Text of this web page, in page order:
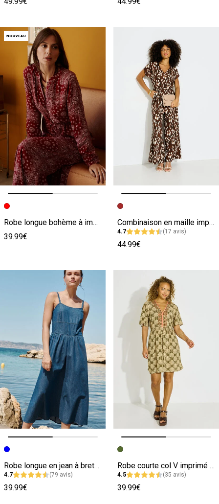
Image précédente
Image suivante
Robe longue bohème à imprimé bandana
39.99€
Image précédente
Image suivante
Combinaison en maille imprimée femme
4.7 (17 avis)
44.99€
Image précédente
Image suivante
Robe longue en jean à bretelles fines
4.7 (79 avis)
39.99€
Image précédente
Image suivante
Robe courte col V imprimé palmiers
4.5 (35 avis)
39.99€